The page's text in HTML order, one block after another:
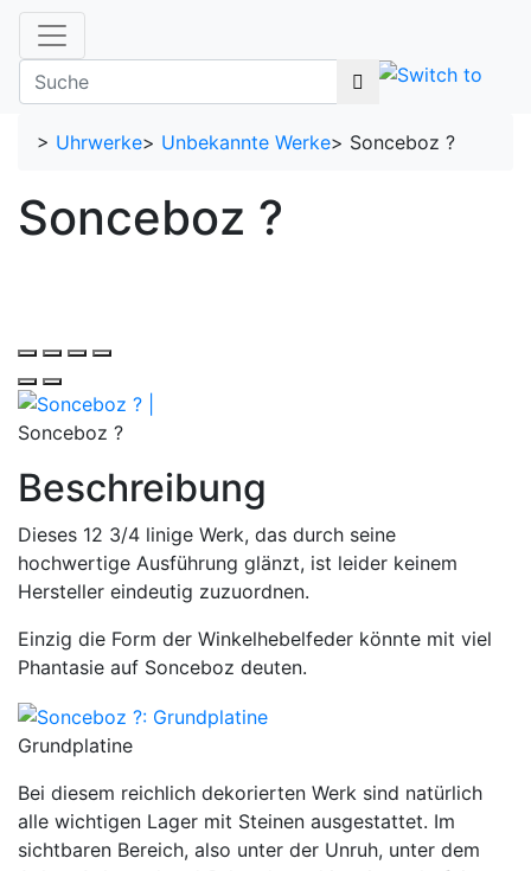
> Uhrwerke> Unbekannte Werke> Sonceboz ?
Sonceboz ?
Sonceboz ?
Beschreibung
Dieses 12 3/4 linige Werk, das durch seine
hochwertige Ausführung glänzt, ist leider keinem
Hersteller eindeutig zuzuordnen.
Einzig die Form der Winkelhebelfeder könnte mit viel
Phantasie auf Sonceboz deuten.
Grundplatine
Bei diesem reichlich dekorierten Werk sind natürlich
alle wichtigen Lager mit Steinen ausgestattet. Im
sichtbaren Bereich, also unter der Unruh, unter dem